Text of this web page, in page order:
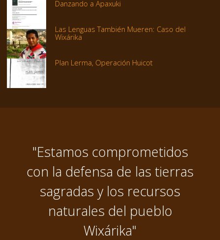
Danzando a Apaxuki
Las Lenguas También Mueren: Caso del
Wixárika
Plan Lerma, Operación Huicot
"Estamos comprometidos
con la defensa de las tierras
sagradas y los recursos
naturales del pueblo
Wixárika"